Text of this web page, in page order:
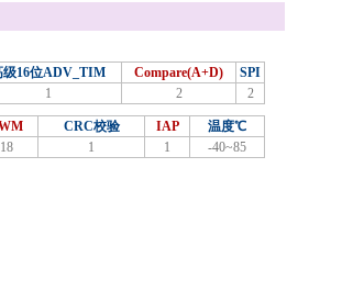
级16位ADV_TIM Compare(A+D)
SPI
1 2 2
CRC校验 IAP
温度℃
18 1 1 -40~85